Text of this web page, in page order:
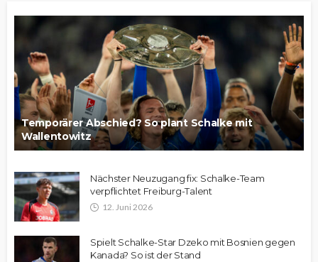
Temporärer Abschied? So plant Schalke mit
Wallentowitz
Nächster Neuzugang fix: Schalke-Team
verpflichtet Freiburg-Talent
12. Juni 2026
Spielt Schalke-Star Dzeko mit Bosnien gegen
Kanada? So ist der Stand